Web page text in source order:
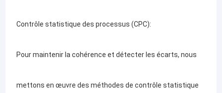
Produits
Contrôle statistique des processus (CPC):
Pour maintenir la cohérence et détecter les écarts, nous
mettons en œuvre des méthodes de contrôle statistique
services complets dans la fabrication de tôles et de structures
Dans le domaine de la fabrication de tôles, nous excellons dans